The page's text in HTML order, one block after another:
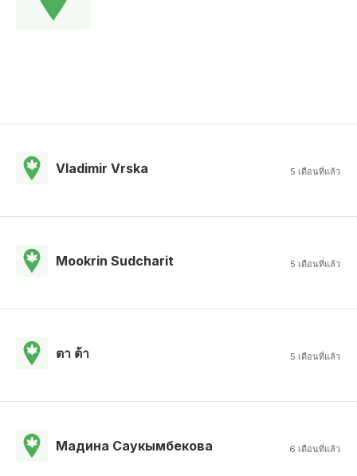
Vladimir Vrska 5 เดือนที่แล้ว
Mookrin Sudcharit 5 เดือนที่แล้ว
ตา ต้า 5 เดือนที่แล้ว
Мадина Саукымбекова 6 เดือนที่แล้ว